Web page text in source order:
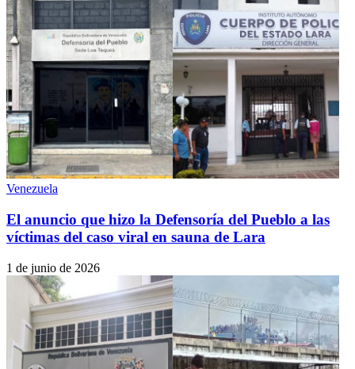
Venezuela
El anuncio que hizo la Defensoría del Pueblo a las
víctimas del caso viral en sauna de Lara
1 de junio de 2026